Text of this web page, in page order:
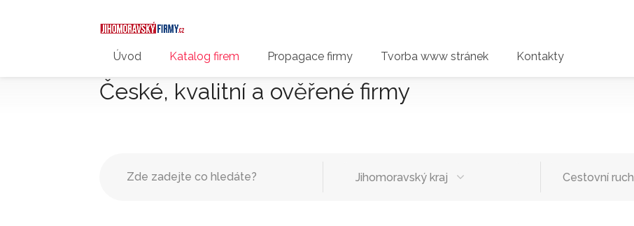
Úvod Katalog firem Propagace firmy Tvorba www stránek Kontakty
České, kvalitní a ověřené firmy
Jihomoravský kraj Cestovní ruch